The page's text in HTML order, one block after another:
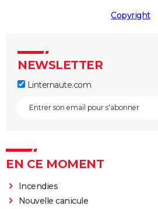
Copyright
NEWSLETTER
Linternaute.com
EN CE MOMENT
Incendies
Nouvelle canicule